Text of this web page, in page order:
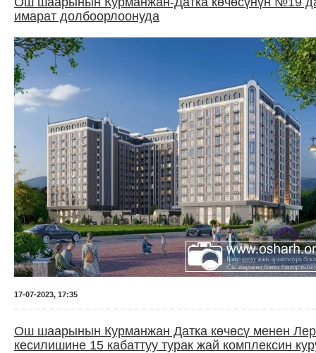
имарат долбоорлоонуда
17-07-2023, 17:35
Ош шаарынын Курманжан Датка көчөсү менен
кесилишине 15 кабаттуу турак жай комплексин